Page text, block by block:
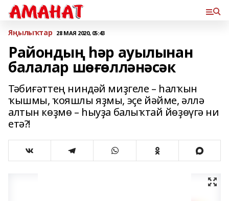
Яңылыҡтар 28 МАЯ 2020, 05:43
Райондың һәр ауылынан
балалар шөғөлләнәсәк
Тәбиғәттең ниндәй миҙгеле – һалҡын
ҡышмы, ҡояшлы яҙмы, эҫе йәйме, әллә
алтын көҙмө – һыуҙа балыҡтай йөҙөүгә ни
етә?!